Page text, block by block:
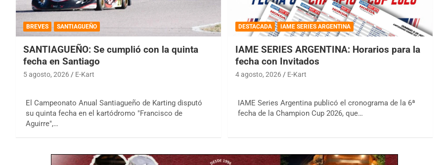
BREVES SANTIAGUEÑO
SANTIAGUEÑO: Se cumplió con la quinta
fecha en Santiago
5 agosto, 2026 E-Kart
El Campeonato Anual Santiagueño de Karting disputó
su quinta fecha en el kartódromo "Francisco de
Aguirre",…
DESTACADA IAME SERIES ARGENTINA
IAME SERIES ARGENTINA: Horarios para la
fecha con Invitados
4 agosto, 2026 E-Kart
IAME Series Argentina publicó el cronograma de la 6ª
fecha de la Champion Cup 2026, que…